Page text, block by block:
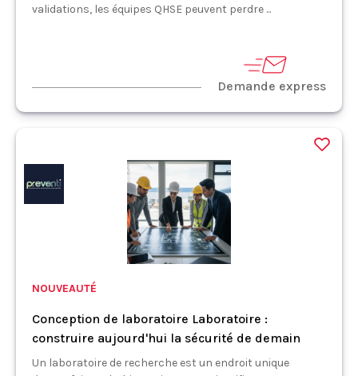
validations, les équipes QHSE peuvent perdre ...
Demande express
NOUVEAUTÉ
Conception de laboratoire Laboratoire :
construire aujourd'hui la sécurité de demain
Un laboratoire de recherche est un endroit unique